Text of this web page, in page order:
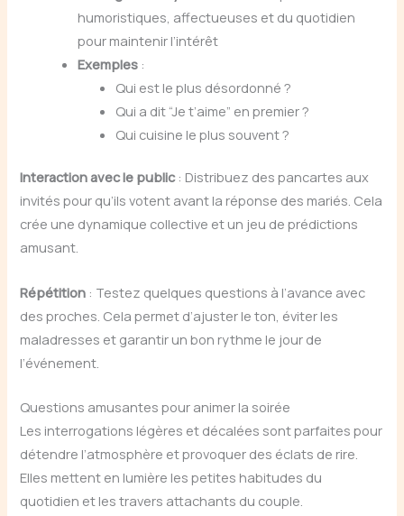
humoristiques, affectueuses et du quotidien
pour maintenir l’intérêt
Exemples :
Qui est le plus désordonné ?
Qui a dit “Je t’aime” en premier ?
Qui cuisine le plus souvent ?
Interaction avec le public: Distribuez des pancartes aux
invités pour qu’ils votent avant la réponse des mariés. Cela
crée une dynamique collective et un jeu de prédictions
amusant.
Répétition : Testez quelques questions à l’avance avec
des proches. Cela permet d’ajuster le ton, éviter les
maladresses et garantir un bon rythme le jour de
l’événement.
Questions amusantes pour animer la soirée
Les interrogations légères et décalées sont parfaites pour
détendre l’atmosphère et provoquer des éclats de rire.
Elles mettent en lumière les petites habitudes du
quotidien et les travers attachants du couple.